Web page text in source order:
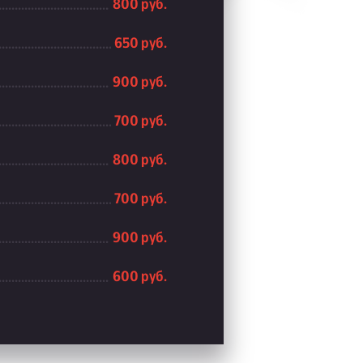
800 руб.
650 руб.
900 руб.
700 руб.
800 руб.
700 руб.
900 руб.
600 руб.